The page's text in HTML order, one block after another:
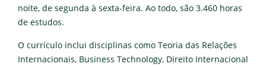
noite, de segunda à sexta-feira. Ao todo, são 3.460 horas
de estudos.
O currículo inclui disciplinas como Teoria das Relações
Internacionais, Business Technology, Direito Internacional